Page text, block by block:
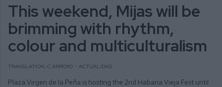
This weekend, Mijas will be
brimming with rhythm,
colour and multiculturalism
TRANSLATION: C.ARROYO ACTUALIDAD
Plaza Virgen de la Peña is hosting the 2nd Habana Vieja Fest until